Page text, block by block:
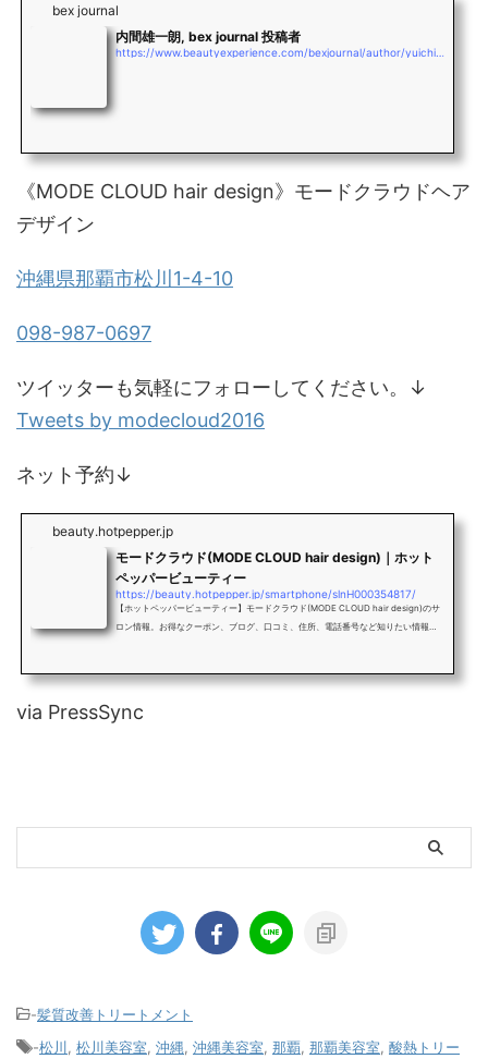
bex journal
内間雄一朗, bex journal 投稿者
《MODE CLOUD hair design》モードクラウドヘア
デザイン
沖縄県那覇市松川1-4-10
098-987-0697
ツイッターも気軽にフォローしてください。↓
Tweets by modecloud2016
ネット予約↓
beauty.hotpepper.jp
モードクラウド(MODE CLOUD hair design)｜ホット
ペッパービューティー
https://beauty.hotpepper.jp/smartphone/slnH000354817/
【ホットペッパービューティー】モードクラウド(MODE CLOUD hair design)のサ
ロン情報。お得なクーポン、ブログ、口コミ、住所、電話番号など知りたい情報満
via PressSync
-髪質改善トリートメント
-松川 松川美容室 沖縄 沖縄美容室 那覇 那覇美容室 酸熱トリー